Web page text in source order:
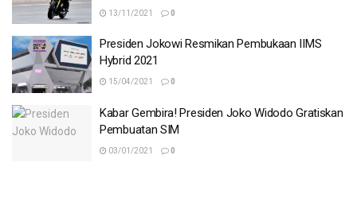
13/11/2021 0
Presiden Jokowi Resmikan Pembukaan IIMS
Hybrid 2021
15/04/2021 0
Kabar Gembira! Presiden Joko Widodo Gratiskan
Pembuatan SIM
03/01/2021 0